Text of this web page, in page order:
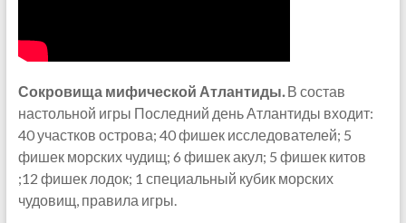
Сокровища мифической Атлантиды.В состав
настольной игры Последний день Атлантиды входит:
40 участков острова; 40 фишек исследователей; 5
фишек морских чудищ; 6 фишек акул; 5 фишек китов
;12 фишек лодок; 1 специальный кубик морских
чудовищ, правила игры.